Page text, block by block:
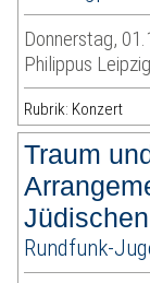
Donnerstag,
Philippus Leipzig
Rubrik: Konzert
Traum
Rundfunk-